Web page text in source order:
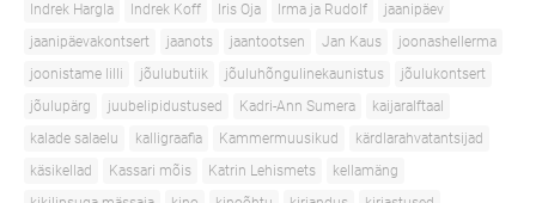
Indrek Hargla
Indrek Koff Iris Oja Irma ja Rudolf
jaanipäev
jaanipäevakontsert
jaanots jaantootsen Jan Kaus
joonashellerma
joonistame lilli
jõulubutiik jõuluhõngulinekaunistus
jõulukontsert
jõulupärg
juubelipidustused Kadri-Ann Sumera
kaijaralftaal
kalade salaelu
kalligraafia Kammermuusikud
kärdlarahvatantsijad
käsikellad
Kassari mõis Katrin Lehismets
kellamäng